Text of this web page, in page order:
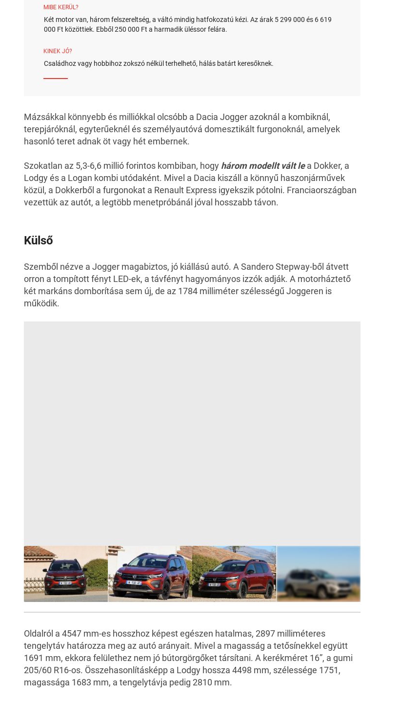
MIBE KERÜL?
Két motor van, három felszereltség, a váltó mindig hatfokozatú kézi. Az árak 5 299 000 és 6 619
000 Ft közöttiek. Ebből 250 000 Ft a harmadik üléssor felára.
KINEK JÓ?
Családhoz vagy hobbihoz zokszó nélkül terhelhető, hálás batárt keresőknek.
Mázsákkal könnyebb és milliókkal olcsóbb a Dacia Jogger azoknál a kombiknál,
terepjáróknál, egyterűeknél és személyautóvá domesztikált furgonoknál, amelyek
hasonló teret adnak öt vagy hét embernek.
Szokatlan az 5,3-6,6 millió forintos kombiban, hogy három modellt vált lea Dokker, a
Lodgy és a Logan kombi utódaként. Mivel a Dacia kiszáll a könnyű haszonjárművek
közül, a Dokkerből a furgonokat a Renault Express igyekszik pótolni. Franciaországban
vezettük az autót, a legtöbb menetpróbánál jóval hosszabb távon.
Külső
Szemből nézve a Jogger magabiztos, jó kiállású autó. A Sandero Stepway-ből átvett
orron a tompított fényt LED-ek, a távfényt hagyományos izzók adják. A motorháztető
két markáns domborítása sem új, de az 1784 milliméter szélességű Joggeren is
működik.
Oldalról a 4547 mm-es hosszhoz képest egészen hatalmas, 2897 milliméteres
tengelytáv határozza meg az autó arányait. Mivel a magasság a tetősínekkel együtt
1691 mm, ekkora felülethez nem jó bútorgörgőket társítani. A kerékméret 16”, a gumi
205/60 R16-os. Összehasonlításképp a Lodgy hossza 4498 mm, szélessége 1751,
magassága 1683 mm, a tengelytávja pedig 2810 mm.